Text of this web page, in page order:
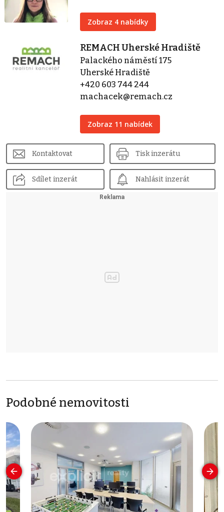
Zobraz 4 nabídky
REMACH Uherské Hradiště
Palackého náměstí 175
Uherské Hradiště
+420 603 744 244
machacek@remach.cz
Zobraz 11 nabídek
Kontaktovat Tisk inzerátu
Sdílet inzerát Nahlásit inzerát
Podobné nemovitosti